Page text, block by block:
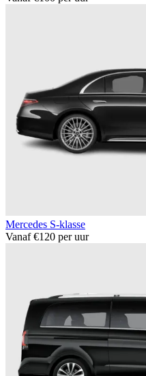
Mercedes S-klasse
Vanaf €120 per uur